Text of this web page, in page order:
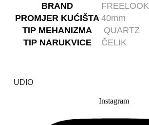
BRAND
FREELOOK
PROMJER KUĆIŠTA 40mm
TIP MEHANIZMA
QUARTZ
TIP NARUKVICE
ČELIK
UDIO
Instagram